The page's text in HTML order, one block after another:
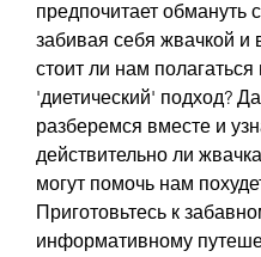
предпочитает обмануть
забивая себя жвачкой и
стоит ли нам полагаться
'диетический' подход?
разберемся вместе и
действительно ли
могут помочь нам
Приготовьтесь к
информативному